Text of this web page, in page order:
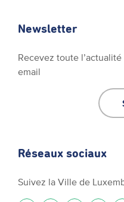
Newsletter
Recevez toute
email
Réseaux sociaux
Suivez la Ville de